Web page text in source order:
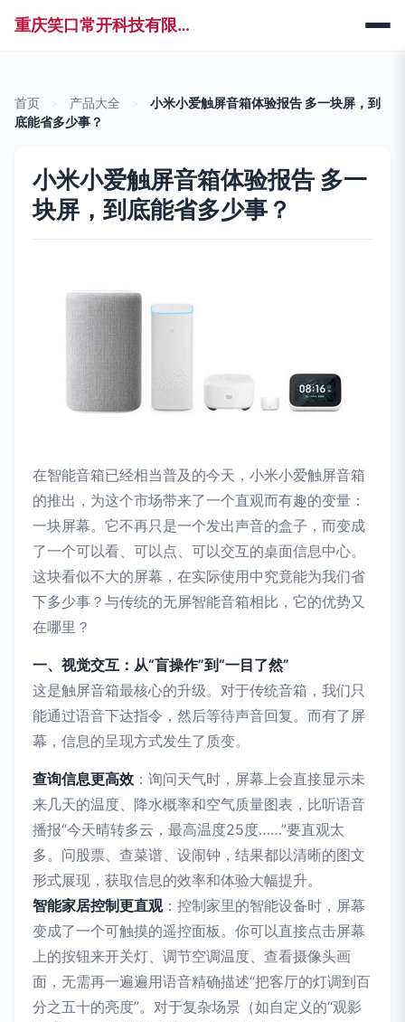
重庆笑口常开科技有限公司
首页 产品大全
小米小爱触屏音箱体验报告 多一块屏，到
底能省多少事？
小米小爱触屏音箱体验报告 多一
块屏，到底能省多少事？
在智能音箱已经相当普及的今天，小米小爱触屏音箱
的推出，为这个市场带来了一个直观而有趣的变量：
一块屏幕。它不再只是一个发出声音的盒子，而变成
了一个可以看、可以点、可以交互的桌面信息中心。
这块看似不大的屏幕，在实际使用中究竟能为我们省
下多少事？与传统的无屏智能音箱相比，它的优势又
在哪里？
一、视觉交互：从“盲操作”到“一目了然”
这是触屏音箱最核心的升级。对于传统音箱，我们只
能通过语音下达指令，然后等待声音回复。而有了屏
幕，信息的呈现方式发生了质变。
查询信息更高效 ：询问天气时，屏幕上会直接显示未
来几天的温度、降水概率和空气质量图表，比听语音
播报“今天晴转多云，最高温度25度……”要直观太
多。问股票、查菜谱、设闹钟，结果都以清晰的图文
形式展现，获取信息的效率和体验大幅提升。
智能家居控制更直观：控制家里的智能设备时，屏幕
变成了一个可触摸的遥控面板。你可以直接点击屏幕
上的按钮来开关灯、调节空调温度、查看摄像头画
面，无需再一遍遍用语音精确描述“把客厅的灯调到百
分之五十的亮度”。对于复杂场景（如自定义的“观影